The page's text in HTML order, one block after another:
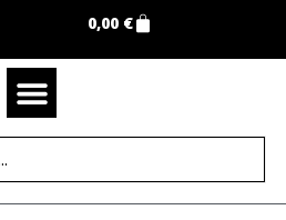
0,00 €